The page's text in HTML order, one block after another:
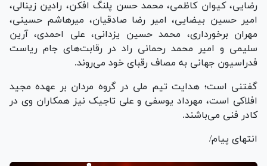
رضایی، کیوان کاظمی، محمد حسن پلنگ افکن، رادین زینالی،
امیر حسین بیضایی، امیر رضا صادقیان، میرهاشم حسینی،
مهران برخورداری، محمد حسین یزدانی، علی احمدی، آرین
سلیمی و امیر محمد رحمانی راد در رقابت‌های جام ریاست
فدراسیون جهانی به مصاف رقبای خود می‌روند.
گفتنی است؛ هدایت تیم ملی در گروه مردان بر عهده مجید
افلاکی است، مهرداد یوسفی و علی تاجیک نیز همکاران وی در
کادر فنی می‌باشند.
انتهای پیام/